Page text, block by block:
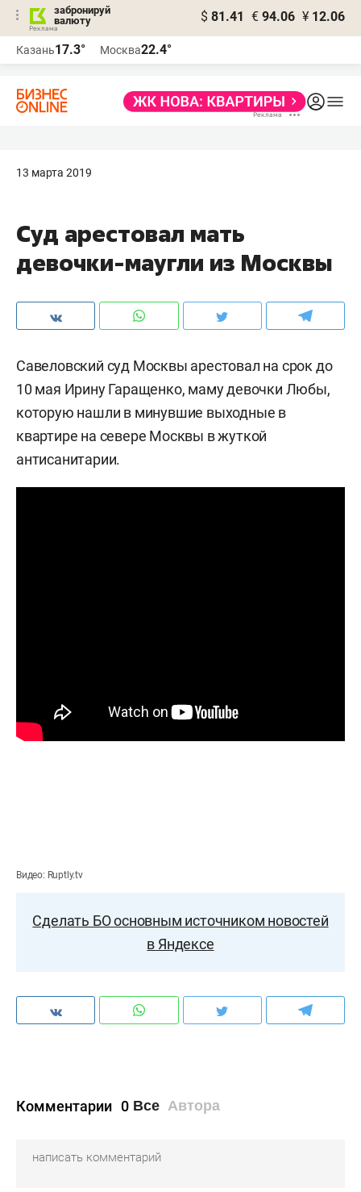
забронируй
валюту
$ 81.41 € 94.06 ¥ 12.06
Казань17.3° Москва22.4°
13 марта 2019
Суд арестовал мать
девочки-маугли из Москвы
Савеловский суд Москвы арестовал на срок до
10 мая Ирину Гаращенко, маму девочки Любы,
которую нашли в минувшие выходные в
квартире на севере Москвы в жуткой
антисанитарии.
Видео: Ruptly.tv
Сделать БО основным источником новостей
в Яндексе
Комментарии 0 Все Автора